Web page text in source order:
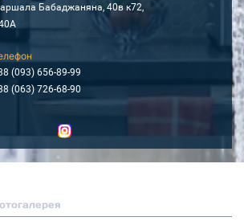
Бабаджаняна, 40в к72,
(093) 656-89-99
(063) 726-68-90